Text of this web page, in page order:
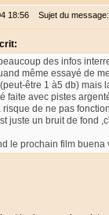
18:56 Sujet du message:
des infos
même essayé de
être 1 à5 db) mais
faite avec pistes
risque de ne pas
juste un bruit de fond
le prochain film